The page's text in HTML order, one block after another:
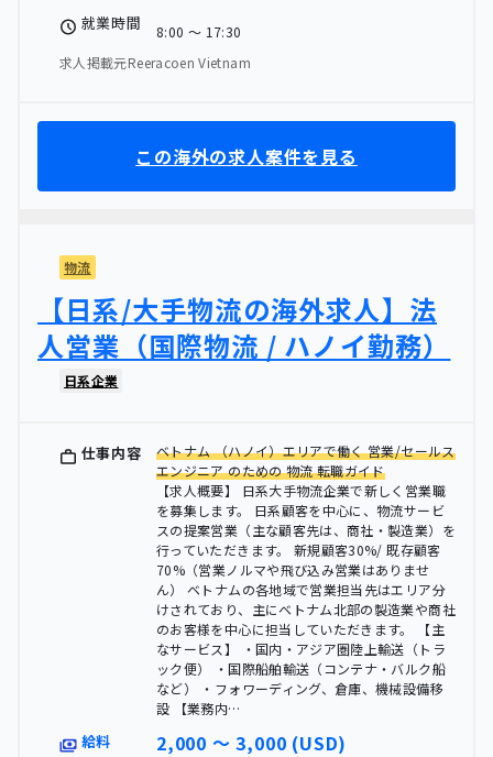
就業時間
8:00 〜 17:30
求人掲載元Reeracoen Vietnam
この海外の求人案件を見る
物流
【日系/大手物流の海外求人】法
人営業（国際物流 / ハノイ勤務）
日系企業
仕事内容
ベトナム （ハノイ）エリアで働く 営業/セールス
エンジニア のための 物流 転職ガイド
【求人概要】 日系大手物流企業で新しく営業職
を募集します。 日系顧客を中心に、物流サービ
スの提案営業（主な顧客先は、商社・製造業）を
行っていただきます。 新規顧客30%/ 既存顧客
70%（営業ノルマや飛び込み営業はありませ
ん） ベトナムの各地域で営業担当先はエリア分
けされており、主にベトナム北部の製造業や商社
のお客様を中心に担当していただきます。 【主
なサービス】 ・国内・アジア圏陸上輸送（トラ
ック便） ・国際船舶輸送（コンテナ・バルク船
など） ・フォワーディング、倉庫、機械設備移
設 【業務内…
給料 2,000 〜 3,000 (USD)